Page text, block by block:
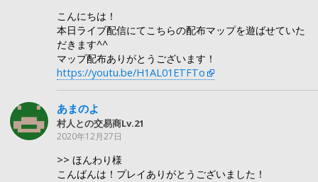
こんにちは！
本日ライブ配信にてこちらの配布マップを遊ばせていた
だきます^^
マップ配布ありがとうございます！
https://youtu.be/H1AL01ETFTo
あまのよ
村人との交易商Lv.21
2020年12月27日
>> ほんわり様
こんばんは！プレイありがとうございました！